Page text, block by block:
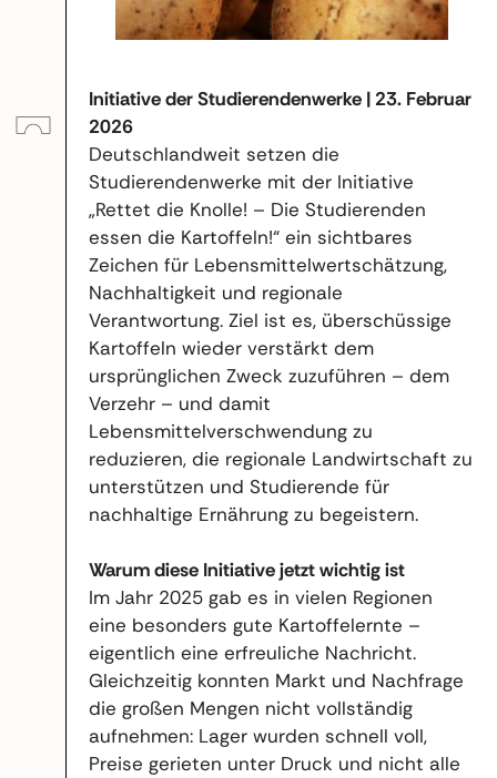
Initiative der Studierendenwerke | 23. Februar
2026
Deutschlandweit setzen die
Studierendenwerke mit der Initiative
„Rettet die Knolle! – Die Studierenden
essen die Kartoffeln!“ ein sichtbares
Zeichen für Lebensmittelwertschätzung,
Nachhaltigkeit und regionale
Verantwortung. Ziel ist es, überschüssige
Kartoffeln wieder verstärkt dem
ursprünglichen Zweck zuzuführen – dem
Verzehr – und damit
Lebensmittelverschwendung zu
reduzieren, die regionale Landwirtschaft zu
unterstützen und Studierende für
nachhaltige Ernährung zu begeistern.
Warum diese Initiative jetzt wichtig ist
Im Jahr 2025 gab es in vielen Regionen
eine besonders gute Kartoffelernte –
eigentlich eine erfreuliche Nachricht.
Gleichzeitig konnten Markt und Nachfrage
die großen Mengen nicht vollständig
aufnehmen: Lager wurden schnell voll,
Preise gerieten unter Druck und nicht alle